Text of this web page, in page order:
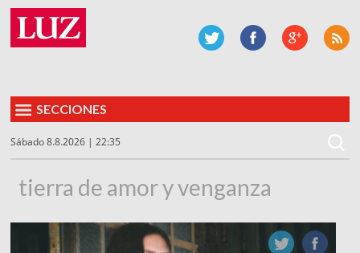
SECCIONES
Sábado 8.8.2026 | 22:35
tierra de amor y venganza